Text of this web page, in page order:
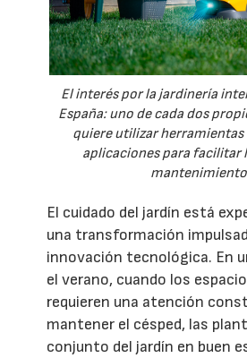
El interés por la jardinería
España: uno de cada dos
quiere utilizar herramientas
aplicaciones para facilitar
El cuidado del jardín está
una transformación
innovación tecnológica. En
el verano, cuando los
requieren una atención
mantener el césped, las
conjunto del jardín en buen